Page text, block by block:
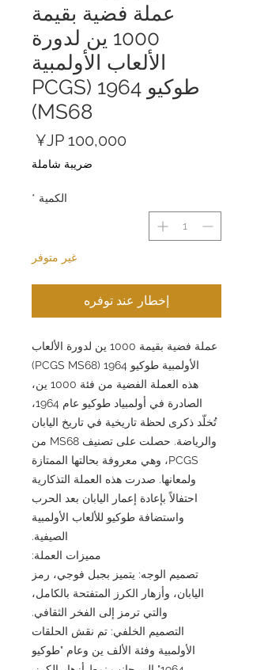
عملة فضية بقيمة
1000 ين لدورة
الألعاب الأولمبية
طوكيو 1964 (PCGS
MS68)
ضريبة شاملة
الكمية *
غير متوفر
إخطار عند توفره
عملة فضية بقيمة 1000 ين لدورة الألعاب
الأولمبية طوكيو 1964 (PCGS MS68)
هذه العملة الفضية من فئة 1000 ين،
الصادرة في أولمبياد طوكيو عام 1964،
تُخلّد ذكرى لحظة تاريخية في تاريخ اليابان
والرياضة. حصلت على تصنيف MS68 من
PCGS، وهي معروفة بحالتها الممتازة
ولمعانها. صدرت هذه العملة التذكارية
احتفالاً بإعادة إعمار اليابان بعد الحرب
واستضافة طوكيو للألعاب الأولمبية
الصيفية.
مميزات العملة:
تصميم الوجه: يتميز بجبل فوجي، رمز
اليابان، وأزهار الكرز المتفتحة بالكامل،
والتي ترمز إلى الفخر الثقافي.
التصميم الخلفي: تم نقش الحلقات
الأولمبية وفئة الألف ين وعام "طوكيو